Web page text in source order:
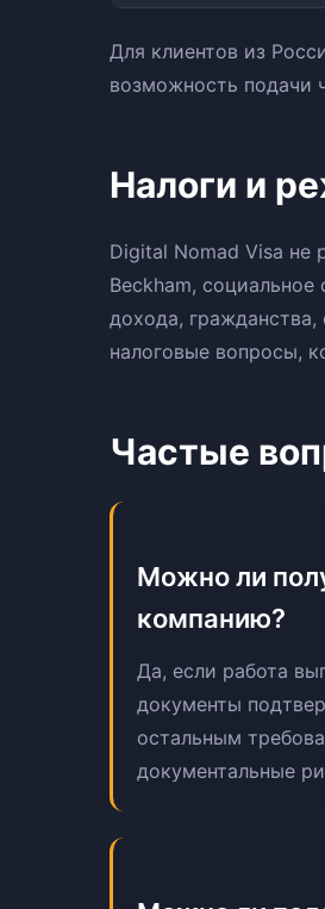
Для клиентов из
возможность подачи
Налоги и
Digital Nomad Visa не
Beckham, социальное
дохода,
налоговые вопросы,
Частые
Можно ли
компанию?
Да, если работа
документы
остальным
документальные